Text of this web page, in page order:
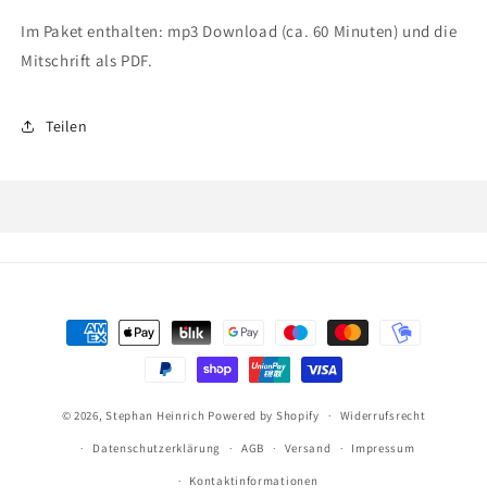
Im Paket enthalten: mp3 Download (ca. 60 Minuten) und die
Mitschrift als PDF.
Teilen
Zahlungsmethoden
© 2026,Stephan Heinrich Powered by Shopify Widerrufsrecht
Datenschutzerklärung AGB Versand Impressum
Kontaktinformationen